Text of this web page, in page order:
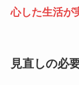
心した生活が
見直しの必